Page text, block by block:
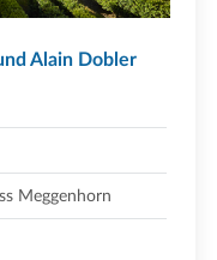
Alain Dobler
Meggenhorn